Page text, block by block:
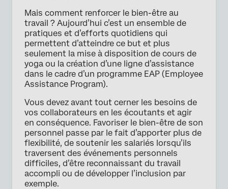
Mais comment renforcer le bien-être au
travail ? Aujourd’hui c’est un ensemble de
pratiques et d’efforts quotidiens qui
permettent d’atteindre ce but et plus
seulement la mise à disposition de cours de
yoga ou la création d’une ligne d’assistance
dans le cadre d’un programme EAP (Employee
Assistance Program).
Vous devez avant tout cerner les besoins de
vos collaborateurs en les écoutants et agir
en conséquence. Favoriser le bien-être de son
personnel passe par le fait d’apporter plus de
flexibilité, de soutenir les salariés lorsqu’ils
traversent des événements personnels
difficiles, d’être reconnaissant du travail
accompli ou de développer l’inclusion par
exemple.